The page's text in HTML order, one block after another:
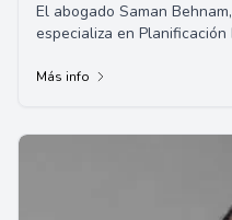
El abogado Saman
especializa en Planificación
civiles y mediación. Ofrece
Más info